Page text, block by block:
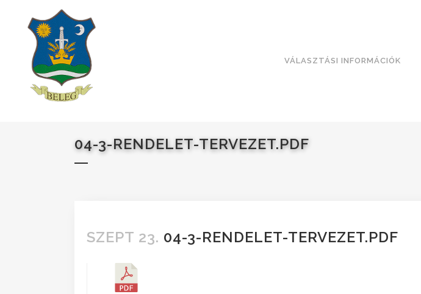
VÁLASZTÁSI INFORMÁCIÓK
04-3-RENDELET-TERVEZET.PDF
SZEPT 23. 04-3-RENDELET-TERVEZET.PDF